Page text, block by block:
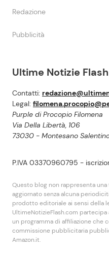
Ultime Notizie Flash
Contatti:
Legal:
Purple di Procopio Filomena
Via Della Libertà, 106
73030 - Montesano
P.IVA 03370960795 -
Questo blog non rappresenta
aggiornato senza alcuna
prodotto editoriale ai sensi della
UltimeNotizieFlash.com partecipa
un programma di affiliazione che
commissione pubblicitaria
Amazon.it.
Redazione
Pubblicità